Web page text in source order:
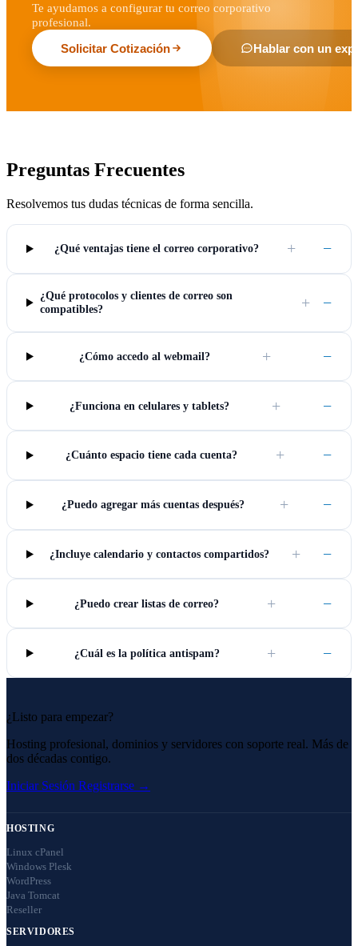
Te ayudamos a configurar tu correo corporativo
profesional.
Solicitar Cotización
Hablar con un
Preguntas Frecuentes
Resolvemos tus dudas técnicas de forma sencilla.
¿Qué ventajas tiene el correo corporativo? + −
¿Qué protocolos y clientes de correo son
compatibles?
+ −
¿Cómo accedo al webmail? + −
¿Funciona en celulares y tablets? + −
¿Cuánto espacio tiene cada cuenta? + −
¿Puedo agregar más cuentas después? + −
¿Incluye calendario y contactos compartidos? + −
¿Puedo crear listas de correo? + −
¿Cuál es la política antispam? + −
¿Listo para empezar?
Hosting profesional, dominios y servidores con soporte real. Más de
dos décadas contigo.
Iniciar Sesión Registrarse →
HOSTING
Linux cPanel
Windows Plesk
WordPress
Java Tomcat
Reseller
SERVIDORES